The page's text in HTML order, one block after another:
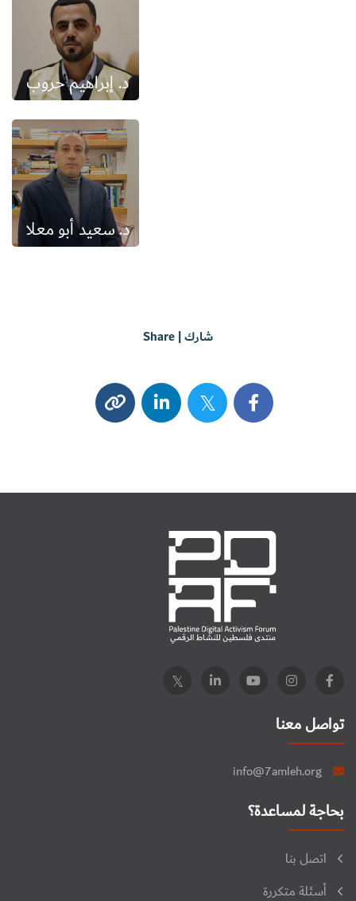
د. إبراهيم حروب
د. سعيد أبو معلا
شارك | Share
تواصل معنا
info@7amleh.org
بحاجة لمساعدة؟
اتصل بنا
أسئلة متكررة